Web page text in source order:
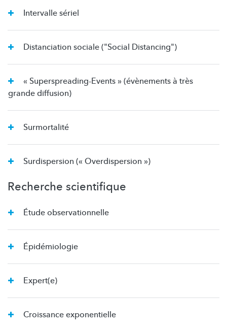
Intervalle sériel
Distanciation sociale ("Social Distancing")
grande diffusion)
Surmortalité
Surdispersion (« Overdispersion »)
Recherche scientifique
Étude observationnelle
Épidémiologie
Expert(e)
Croissance exponentielle